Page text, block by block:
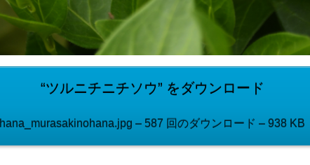
“ツルニチニチソウ” をダウンロード
hana_murasakinohana.jpg – 587 回のダウンロード – 938 KB